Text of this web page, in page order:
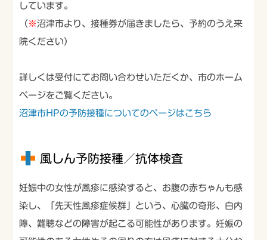
しています。
（ ※沼津市より、接種券が届きましたら、予約のうえ来
院ください）
詳しくは受付にてお問い合わせいただくか、市のホーム
ページをご覧ください。
沼津市HPの予防接種についてのページはこちら
風しん予防接種／抗体検査
妊娠中の女性が風疹に感染すると、お腹の赤ちゃんも感
染し、「先天性風疹症候群」という、心臓の奇形、白内
障、難聴などの障害が起こる可能性があります。妊娠の